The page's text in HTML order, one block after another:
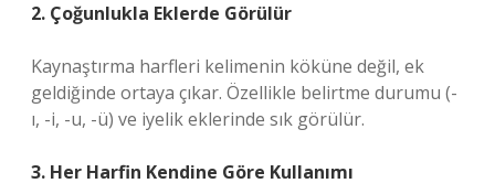
2. Çoğunlukla Eklerde Görülür
Kaynaştırma harfleri kelimenin köküne değil, ek
geldiğinde ortaya çıkar. Özellikle belirtme durumu (-
ı, -i, -u, -ü) ve iyelik eklerinde sık görülür.
3. Her Harfin Kendine Göre Kullanımı